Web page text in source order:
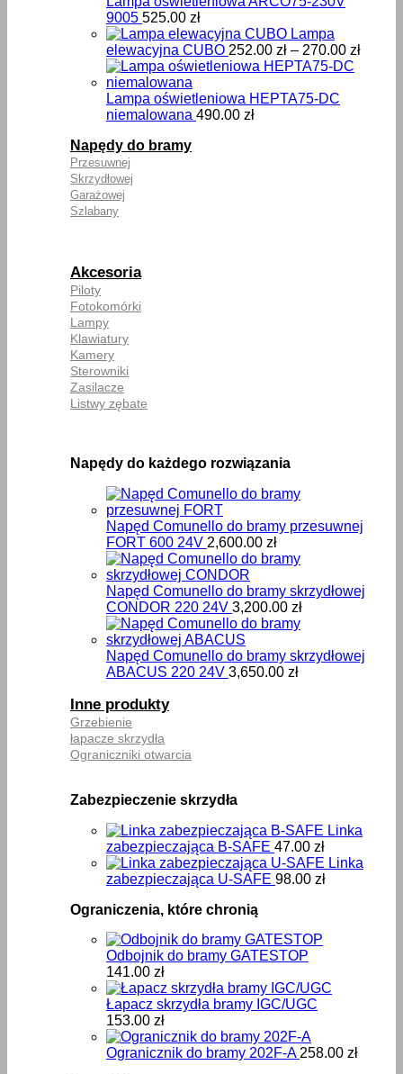
9005 525.00 zł
Lampa
elewacyjna CUBO 252.00 zł – 270.00 złZakres
Lampa oświetleniowa HEPTA75-DC
niemalowana 490.00 zł
Napędy do bramy
Przesuwnej
Skrzydłowej
Garażowej
Szlabany
Akcesoria
Piloty
Fotokomórki
Lampy
Klawiatury
Kamery
Sterowniki
Zasilacze
Listwy zębate
Napędy do każdego rozwiązania
Napęd Comunello do bramy przesuwnej
FORT 600 24V 2,600.00 zł
Napęd Comunello do bramy skrzydłowej
CONDOR 220 24V 3,200.00 zł
Napęd Comunello do bramy skrzydłowej
ABACUS 220 24V 3,650.00 zł
Inne produkty
Grzebienie
łapacze skrzydła
Ograniczniki otwarcia
Zabezpieczenie skrzydła
Linka
zabezpieczająca B-SAFE 47.00 zł
Linka
zabezpieczająca U-SAFE 98.00 zł
Ograniczenia, które chronią
Odbojnik do bramy GATESTOP
141.00 zł
Łapacz skrzydła bramy IGC/UGC
153.00 zł
Ogranicznik do bramy 202F-A 258.00 zł